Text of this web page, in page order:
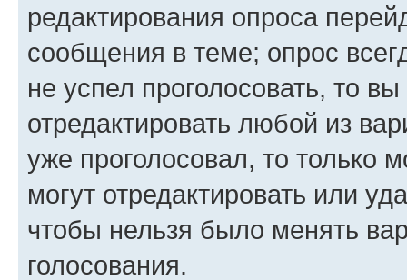
редактирования опроса
сообщения в теме; опрос
не успел проголосовать, то
отредактировать любой из
уже проголосовал, то только
могут отредактировать или
чтобы нельзя было менять
голосования.